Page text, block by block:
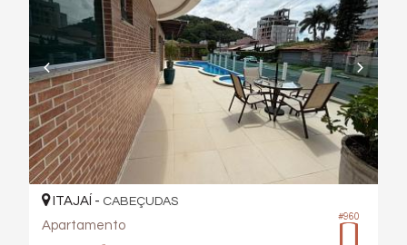
#960
ITAJAÍ - CABEÇUDAS
Apartamento